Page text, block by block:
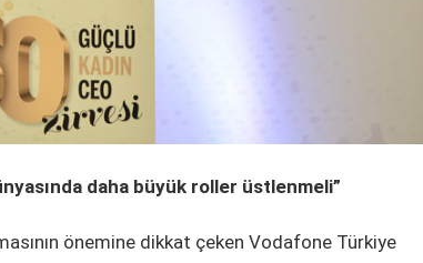
daha büyük roller üstlenmeli”
önemine dikkat çeken Vodafone Türkiye